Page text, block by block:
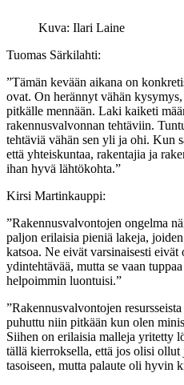
Kuva: Ilari Laine
Tuomas Särkilahti:
”Tämän kevään aikana on
ovat. On herännyt vähän
pitkälle mennään. Laki kaiketi
rakennusvalvonnan tehtäviin.
tehtäviä vähän sen yli ja ohi. Kun
että yhteiskuntaa, rakentajia ja
ihan hyvä lähtökohta.”
Kirsi Martinkauppi:
”Rakennusvalvontojen ongelma
paljon erilaisia pieniä lakeja,
katsoa. Ne eivät varsinaisesti eivät
ydintehtävää, mutta se vaan
helpoimmin luontuisi.”
”Rakennusvalvontojen
puhuttu niin pitkään kun olen
Siihen on erilaisia malleja yritetty
tällä kierroksella, että jos olisi ollut
tasoiseen, mutta palaute oli hyvin